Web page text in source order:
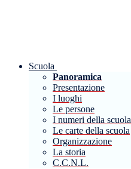
Scuola
Panoramica
Presentazione
I luoghi
Le persone
I numeri della scuola
Le carte della scuola
Organizzazione
La storia
C.C.N.L.